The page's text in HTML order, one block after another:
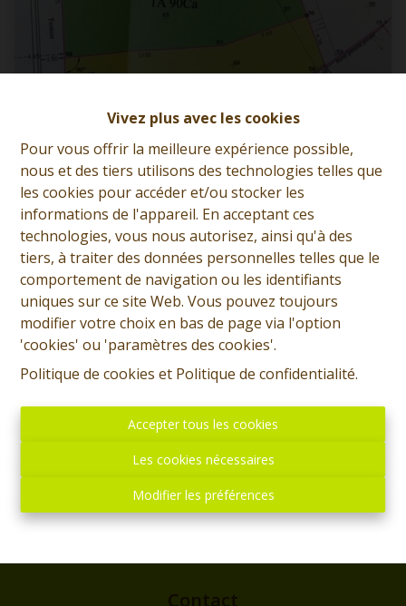
Vivez plus avec les cookies
Pour vous offrir la meilleure expérience possible,
nous et des tiers utilisons des technologies telles que
les cookies pour accéder et/ou stocker les
informations de l'appareil. En acceptant ces
technologies, vous nous autorisez, ainsi qu'à des
tiers, à traiter des données personnelles telles que le
comportement de navigation ou les identifiants
uniques sur ce site Web. Vous pouvez toujours
modifier votre choix en bas de page via l'option
'cookies' ou 'paramètres des cookies'.
Politique de cookies et Politique de confidentialité.
Accepter tous les cookies
Les cookies nécessaires
Modifier les préférences
7340  Wasmes | Ref: 10393
€ 60.000
Adresse
Contact